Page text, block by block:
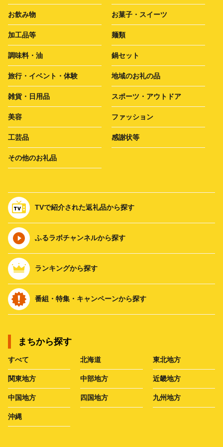
お飲み物 お菓子・スイーツ
加工品等 麺類
調味料・油 鍋セット
旅行・イベント・体験 地域のお礼の品
雑貨・日用品 スポーツ・アウトドア
美容 ファッション
工芸品 感謝状等
その他のお礼品
TVで紹介された返礼品から探す
ふるラボチャンネルから探す
ランキングから探す
番組・特集・キャンペーンから探す
まちから探す
すべて 北海道 東北地方
関東地方 中部地方 近畿地方
中国地方 四国地方 九州地方
沖縄